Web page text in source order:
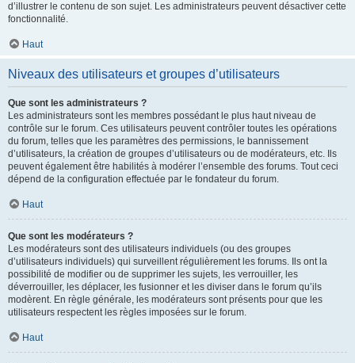
d’illustrer le contenu de son sujet. Les administrateurs peuvent désactiver cette
fonctionnalité.
Haut
Niveaux des utilisateurs et groupes d’utilisateurs
Que sont les administrateurs ?
Les administrateurs sont les membres possédant le plus haut niveau de
contrôle sur le forum. Ces utilisateurs peuvent contrôler toutes les opérations
du forum, telles que les paramètres des permissions, le bannissement
d’utilisateurs, la création de groupes d’utilisateurs ou de modérateurs, etc. Ils
peuvent également être habilités à modérer l’ensemble des forums. Tout ceci
dépend de la configuration effectuée par le fondateur du forum.
Haut
Que sont les modérateurs ?
Les modérateurs sont des utilisateurs individuels (ou des groupes
d’utilisateurs individuels) qui surveillent régulièrement les forums. Ils ont la
possibilité de modifier ou de supprimer les sujets, les verrouiller, les
déverrouiller, les déplacer, les fusionner et les diviser dans le forum qu’ils
modèrent. En règle générale, les modérateurs sont présents pour que les
utilisateurs respectent les règles imposées sur le forum.
Haut